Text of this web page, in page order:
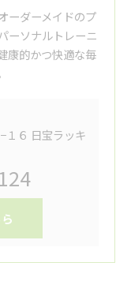
ーダーメイドのプ
ーソナルトレーニ
康的かつ快適な毎
１６ 日宝ラッキ